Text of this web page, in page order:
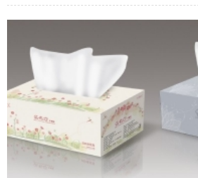
杭州广告公司可以做什么呢？我们已经过了
时代，今天，设计是任何成功企业